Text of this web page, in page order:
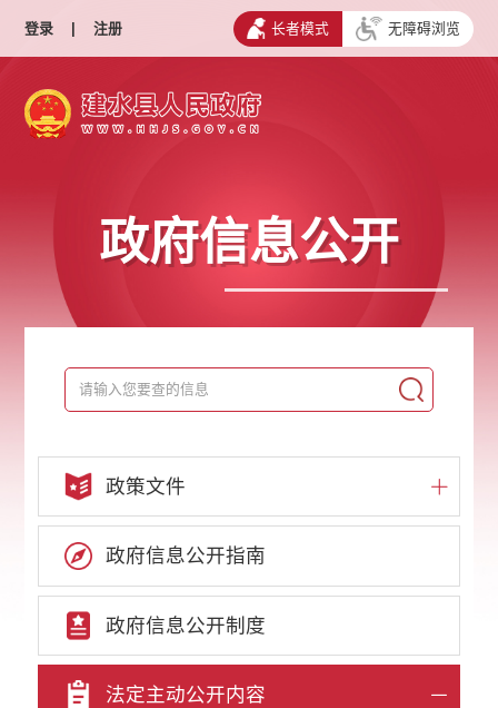
登录 | 注册 长者模式 无障碍浏览
政府信息公开
政策文件
政府信息公开指南
政府信息公开制度
法定主动公开内容